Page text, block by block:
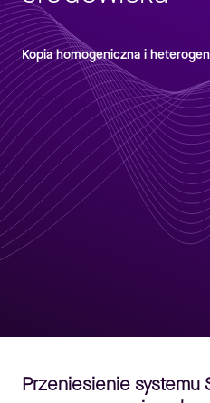
Kopia homogeniczna i
Przeniesienie systemu